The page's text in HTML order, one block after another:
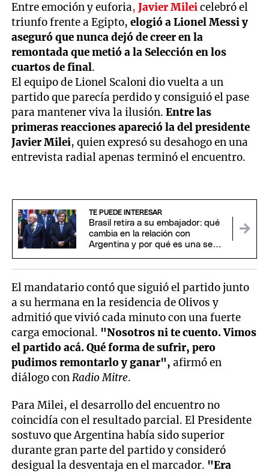
Entre emoción y euforia,Javier Mileicelebró el
triunfo frente a Egipto,elogió a Lionel Messi y
aseguró que nunca dejó de creer en la
remontada que metió a la Selección en los
cuartos de final.
El equipo de Lionel Scaloni dio vuelta a un
partido que parecía perdido y consiguió el pase
para mantener viva la ilusión. Entre las
primeras reacciones apareció la del presidente
Javier Milei, quien expresó su desahogo en una
entrevista radial apenas terminó el encuentro.
TE PUEDE INTERESAR
Brasil retira a su embajador: qué
cambia en la relación con
Argentina y por qué es una señal
El mandatario contó que siguió el partido junto
a su hermana en la residencia de Olivos y
admitió que vivió cada minuto con una fuerte
carga emocional. "Nosotros ni te cuento. Vimos
el partido acá. Qué forma de sufrir, pero
pudimos remontarlo y ganar", afirmó en
diálogo conRadio Mitre.
Para Milei, el desarrollo del encuentro no
coincidía con el resultado parcial. El Presidente
sostuvo que Argentina había sido superior
durante gran parte del partido y consideró
desigual la desventaja en el marcador. "Era